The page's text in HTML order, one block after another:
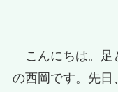
こんにちは。足
の西岡です。先日